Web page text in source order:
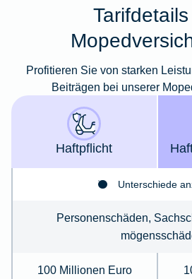
Profitieren Sie von starken
Beiträgen bei unserer
Haft­pflicht
Unterschiede
Per­so­nenschäden,
100 Millionen Euro